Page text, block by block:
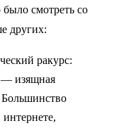
смотреть со
других:
ракурс:
— изящная
Большинство